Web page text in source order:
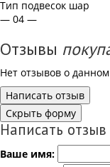
Тип подвесок шар
— 04 —
Отзывы
Нет отзывов о
Написать отзыв
Скрыть форму
Написать отзыв
Ваше имя: